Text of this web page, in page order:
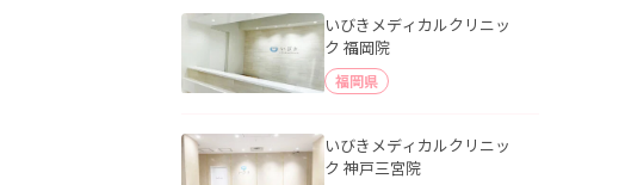
いびきメディカルクリニッ
ク 福岡院
福岡県
いびきメディカルクリニッ
ク 神戸三宮院